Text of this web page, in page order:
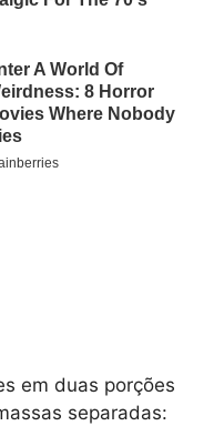
em duas porções
separadas: